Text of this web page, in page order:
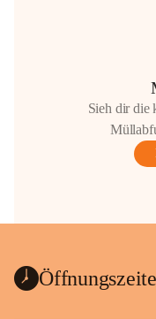
Sieh dir die